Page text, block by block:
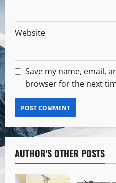
Website
Save my name, email,
browser for the next
AUTHOR'S OTHER POSTS